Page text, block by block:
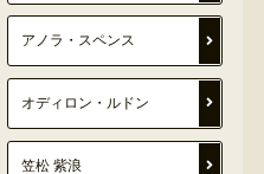
アノラ・スペンス
オディロン・ルドン
笠松 紫浪